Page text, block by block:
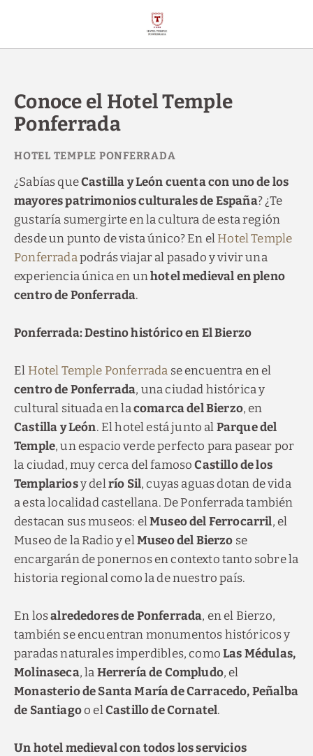
Conoce el Hotel Temple
Ponferrada
¿Sabías queCastilla y León cuenta con uno de los
mayores patrimonios culturales de España? ¿Te
gustaría sumergirte en la cultura de esta región
desde un punto de vista único? En elHotel Temple
Ponferradapodrás viajar al pasado y vivir una
experiencia única en unhotel medieval en pleno
centro de Ponferrada.
Ponferrada: Destino histórico en El Bierzo
El Hotel Temple Ponferrada se encuentra en el
centro de Ponferrada, una ciudad histórica y
cultural situada en lacomarca del Bierzo, en
Castilla y León. El hotel está junto alParque del
Temple, un espacio verde perfecto para pasear por
la ciudad, muy cerca del famosoCastillo de los
Templariosy delrío Sil, cuyas aguas dotan de vida
a esta localidad castellana. De Ponferrada también
destacan sus museos: elMuseo del Ferrocarril, el
Museo de la Radio y elMuseo del Bierzo se
encargarán de ponernos en contexto tanto sobre la
historia regional como la de nuestro país.
En losalrededores de Ponferrada, en el Bierzo,
también se encuentran monumentos históricos y
paradas naturales imperdibles, comoLas Médulas,
Molinaseca, laHerrería de Compludo, el
Monasterio de Santa María de Carracedo, Peñalba
de Santiagoo elCastillo de Cornatel.
Un hotel medieval con todos los servicios